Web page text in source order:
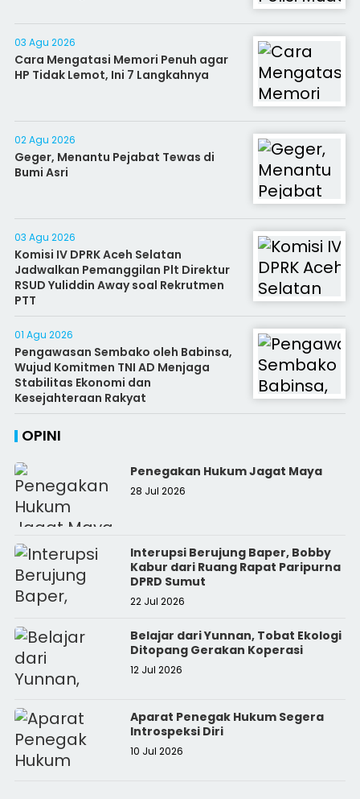
03 Agu 2026
Cara Mengatasi Memori Penuh agar
HP Tidak Lemot, Ini 7 Langkahnya
02 Agu 2026
Geger, Menantu Pejabat Tewas di
Bumi Asri
03 Agu 2026
Komisi IV DPRK Aceh Selatan
Jadwalkan Pemanggilan Plt Direktur
RSUD Yuliddin Away soal Rekrutmen
PTT
01 Agu 2026
Pengawasan Sembako oleh Babinsa,
Wujud Komitmen TNI AD Menjaga
Stabilitas Ekonomi dan
Kesejahteraan Rakyat
OPINI
Penegakan Hukum Jagat Maya
28 Jul 2026
Interupsi Berujung Baper, Bobby
Kabur dari Ruang Rapat Paripurna
DPRD Sumut
22 Jul 2026
Belajar dari Yunnan, Tobat Ekologi
Ditopang Gerakan Koperasi
12 Jul 2026
Aparat Penegak Hukum Segera
Introspeksi Diri
10 Jul 2026